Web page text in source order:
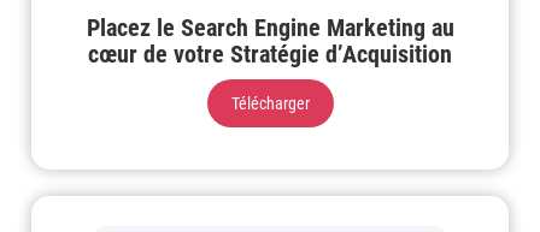
Placez le Search Engine Marketing au
cœur de votre Stratégie d’Acquisition
Télécharger